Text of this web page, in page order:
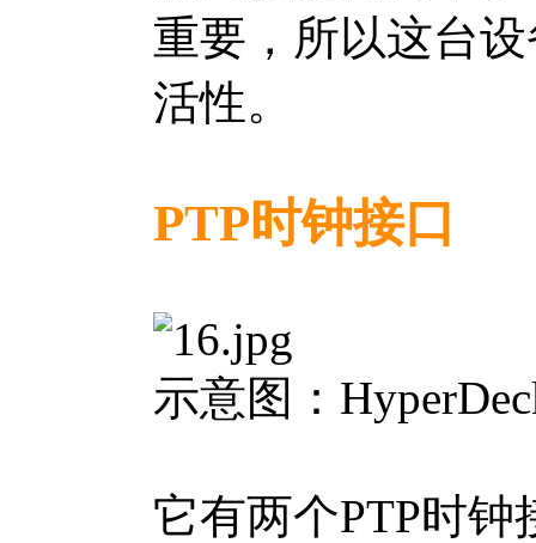
重要，所以这台
活性。
PTP时钟接口
示意图：
它有两个PTP时